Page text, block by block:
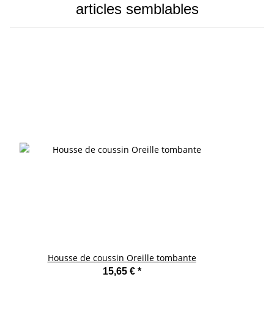
articles semblables
Housse de coussin Oreille tombante
15,65 € *